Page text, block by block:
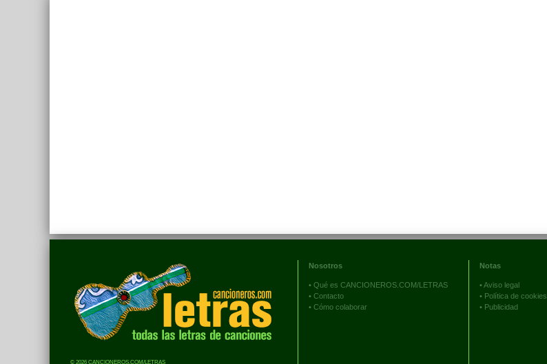
© 2026 CANCIONEROS.COM/LETRAS
Nosotros
• Qué es CANCIONEROS.COM/LETRAS
• Contacto
• Cómo colaborar
Notas
•Aviso legal
• Política de cookies
• Publicidad